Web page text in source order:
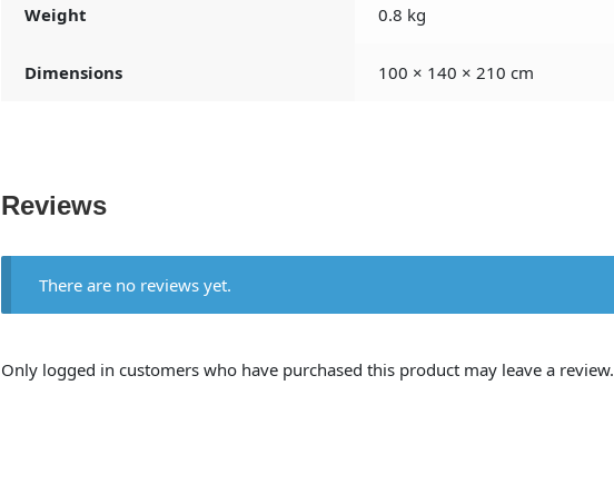
Weight 0.8 kg
Dimensions 100 × 140 × 210 cm
Reviews
There are no reviews yet.
Only logged in customers who have purchased this product may leave a review.